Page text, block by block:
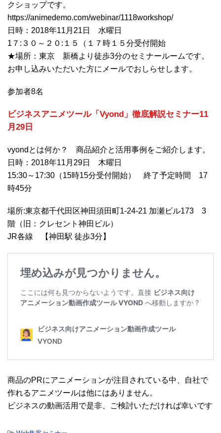
クショップです。
https://animedemo.com/webinar/1118workshop/
日時：2018年11月21日 水曜日
1７:３０～２０:１５（１７時１５分受付開始
★場所：東京 新橋より徒歩3分のセミナールームです。
お申し込みいただいた方にメールでおしらせします。
参加者8名
ビジネスアニメツール「Vyond」徹底解説セミナー11
月29日
vyondとは何か？ 商品紹介と活用事例をご紹介します。
日時：2018年11月29日 木曜日
15:30～17:30（15時15分受付開始） 終了予定時間 17
時45分
場所:東京都千代田区神田須田町1-24-21 加瀬ビル173 3
階（旧：クレセント神田ビル）
JR各線 【神田駅 徒歩3分】
商品のPRにアニメーションが注目されている中、自社で
作れるアニメツールは他にはありません。
ビジネスの動画活用で是非、ご検討いただければ幸いです